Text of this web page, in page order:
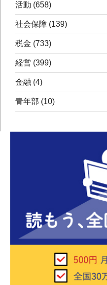
活動 (658)
社会保障 (139)
税金 (733)
経営 (399)
金融 (4)
青年部 (10)